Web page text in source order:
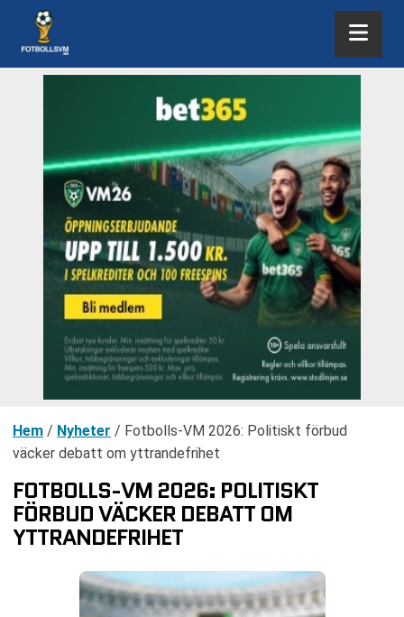
Hem / Nyheter / Fotbolls-VM 2026: Politiskt förbud
väcker debatt om yttrandefrihet
FOTBOLLS-VM 2026: POLITISKT
FÖRBUD VÄCKER DEBATT OM
YTTRANDEFRIHET